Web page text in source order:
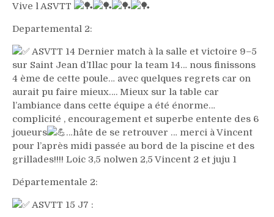
Vive l ASVTT
Departemental 2:
ASVTT 14 Dernier match à la salle et victoire 9–5
sur Saint Jean d’Illac pour la team 14… nous finissons
4 ème de cette poule… avec quelques regrets car on
aurait pu faire mieux…. Mieux sur la table car
l’ambiance dans cette équipe a été énorme…
complicité , encouragement et superbe entente des 6
joueurs
…hâte de se retrouver … merci à Vincent
pour l’après midi passée au bord de la piscine et des
grillades!!!! Loic 3,5 nolwen 2,5 Vincent 2 et juju 1
Départementale 2:
ASVTT 15 J7 :